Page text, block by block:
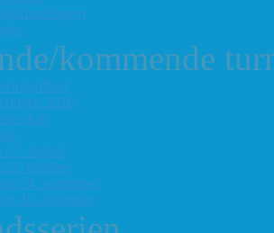
kommende
2026
august
22. oktober
24. september
10. desember